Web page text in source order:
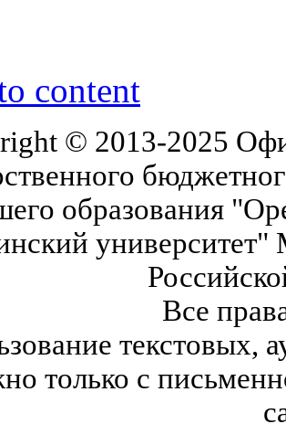
content
© 2013-2025
образования
университет"
Все
текстовых,
только с